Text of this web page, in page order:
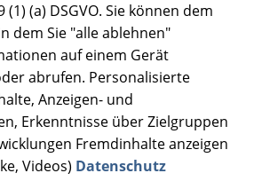
GT-410X
6.000 Seiten
Druckleistung
11.000 Seiten
Druckleistung
(1) (a) DSGVO. Sie können dem
dem Sie "alle ablehnen"
auf einem Gerät
abrufen. Personalisierte
Anzeigen- und
Erkenntnisse über Zielgruppen
Fremdinhalte anzeigen
Videos) Datenschutz